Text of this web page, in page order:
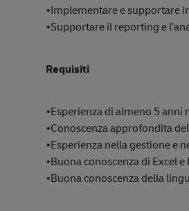
•Implementare e supportare
•Supportare il reporting e
Requisiti
•Esperienza di almeno 5
•Conoscenza approfondita
•Esperienza nella gestione e
•Buona conoscenza di Excel
•Buona conoscenza della